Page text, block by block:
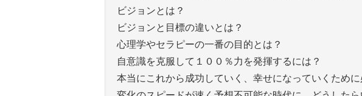
ビジョンとは？
ビジョンと目標の違いとは？
心理学やセラピーの一番の目的とは？
自意識を克服して１００％力を発揮するには？
本当にこれから成功していく、幸せになっていくため